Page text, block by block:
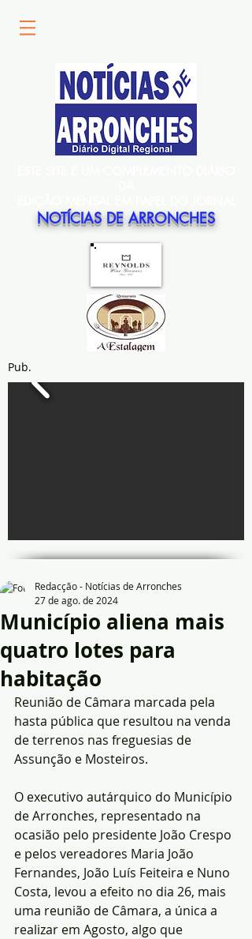
NOTÍCIAS DE ARRONCHES
Pub.
Município aliena mais
quatro lotes para
habitação
Redacção - Notícias de Arronches
27 de ago. de 2024
Reunião de Câmara marcada pela
hasta pública que resultou na venda
de terrenos nas freguesias de
Assunção e Mosteiros.
O executivo autárquico do Município
de Arronches, representado na
ocasião pelo presidente João Crespo
e pelos vereadores Maria João
Fernandes, João Luís Feiteira e Nuno
Costa, levou a efeito no dia 26, mais
uma reunião de Câmara, a única a
realizar em Agosto, algo que